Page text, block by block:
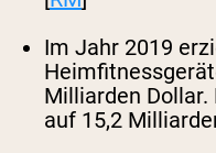
Im Jahr 2019
Milliarden
auf 15,2